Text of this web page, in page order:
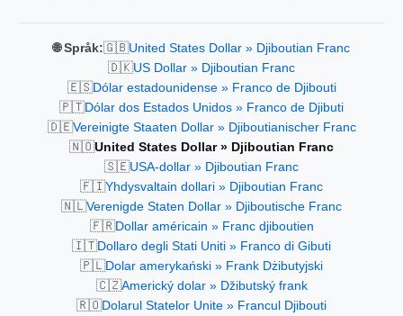
🌐 Språk:🇬🇧United States Dollar » Djiboutian Franc
🇩🇰US Dollar » Djiboutian Franc
🇪🇸Dólar estadounidense » Franco de Djibouti
🇵🇹Dólar dos Estados Unidos » Franco de Djibuti
🇩🇪Vereinigte Staaten Dollar » Djiboutianischer Franc
🇳🇴United States Dollar » Djiboutian Franc
🇸🇪USA-dollar » Djiboutian Franc
🇫🇮Yhdysvaltain dollari » Djiboutian Franc
🇳🇱Verenigde Staten Dollar » Djiboutische Franc
🇫🇷Dollar américain » Franc djiboutien
🇮🇹Dollaro degli Stati Uniti » Franco di Gibuti
🇵🇱Dolar amerykański » Frank Dżibutyjski
🇨🇿Americký dolar » Džibutský frank
🇷🇴Dolarul Statelor Unite » Francul Djibouti